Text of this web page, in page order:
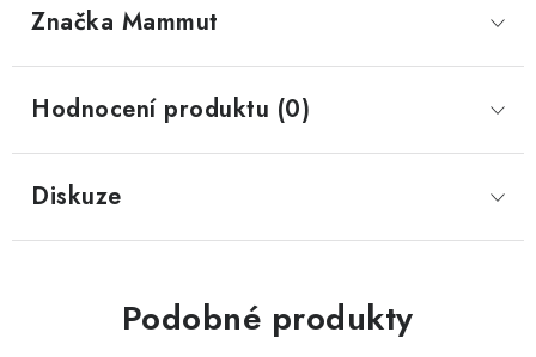
Značka Mammut
Hodnocení produktu (0)
Diskuze
Podobné produkty